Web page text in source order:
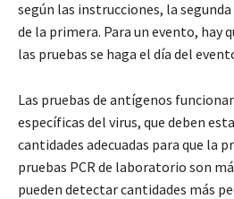
según las instrucciones, la segunda
de la primera. Para un evento, hay
las pruebas se haga el día del
Las pruebas de antígenos
específicas del virus, que deben
cantidades adecuadas para que la
pruebas PCR de laboratorio son
pueden detectar cantidades más